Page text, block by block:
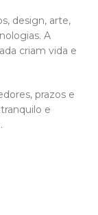
design, arte,
A
criam vida e
prazos e
e